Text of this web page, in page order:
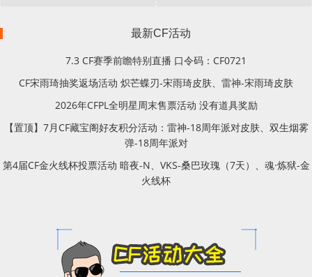
最新CF活动
7.3 CF赛季前瞻特别直播 口令码：CF0721
CF宋雨琦抽奖返场活动 炽芒蝶刃-宋雨琦皮肤、雷神-宋雨琦皮肤
2026年CFPL全明星周末售票活动 没有道具奖励
【置顶】7月CF藏宝阁好友积分活动：雷神-18周年派对皮肤、双生烟雾
弹-18周年派对
第4届CF金火线杯投票活动 暗夜-N、VKS-桑巴玫瑰（7天）、魂·炼狱-金
火线杯